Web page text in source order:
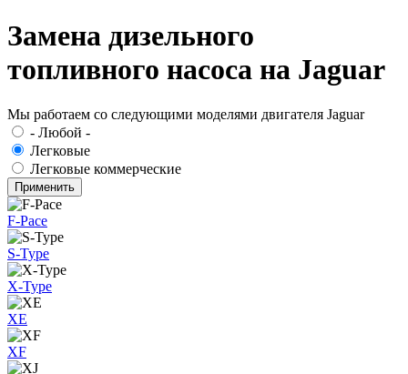
Замена дизельного
топливного насоса на Jaguar
Мы работаем со следующими моделями двигателя Jaguar
- Любой -
Легковые
Легковые коммерческие
F-Pace
S-Type
X-Type
XE
XF